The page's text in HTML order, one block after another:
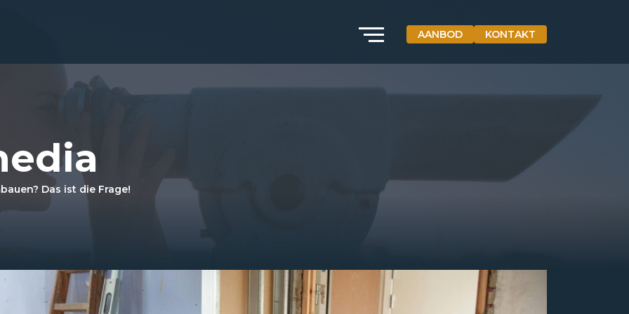
AANBOD KONTAKT
VETEBE GROEP
5931 CX Tegelen
VETEBE INSTAGRAM
Das ist die Frage!